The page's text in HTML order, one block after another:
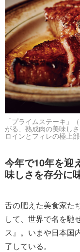
「プライムステーキ」
がる、熟成肉の美味し
ロインとフィレの極上
今年で10年を迎
味しさを存分に
舌の肥えた美食家た
して、世界で名を馳
ス』。いまや日本国
了している。